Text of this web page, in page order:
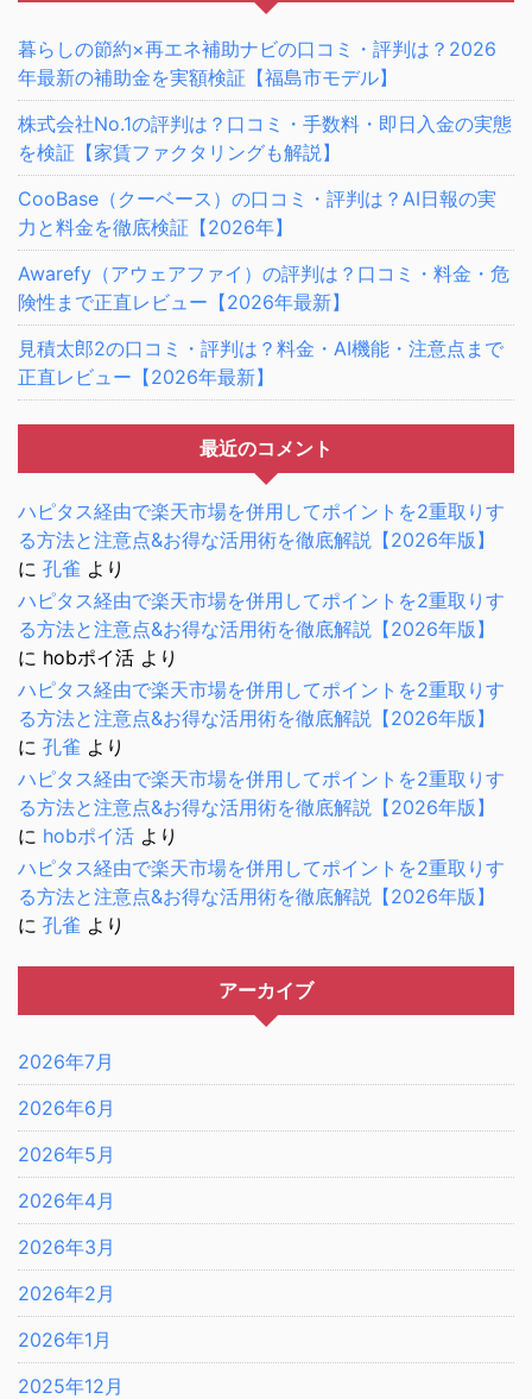
暮らしの節約×再エネ補助ナビの口コミ・評判は？2026
年最新の補助金を実額検証【福島市モデル】
株式会社No.1の評判は？口コミ・手数料・即日入金の実態
を検証【家賃ファクタリングも解説】
CooBase（クーベース）の口コミ・評判は？AI日報の実
力と料金を徹底検証【2026年】
Awarefy（アウェアファイ）の評判は？口コミ・料金・危
険性まで正直レビュー【2026年最新】
見積太郎2の口コミ・評判は？料金・AI機能・注意点まで
正直レビュー【2026年最新】
最近のコメント
ハピタス経由で楽天市場を併用してポイントを2重取りす
る方法と注意点&お得な活用術を徹底解説【2026年版】
に 孔雀 より
ハピタス経由で楽天市場を併用してポイントを2重取りす
る方法と注意点&お得な活用術を徹底解説【2026年版】
に hobポイ活 より
ハピタス経由で楽天市場を併用してポイントを2重取りす
る方法と注意点&お得な活用術を徹底解説【2026年版】
に 孔雀 より
ハピタス経由で楽天市場を併用してポイントを2重取りす
る方法と注意点&お得な活用術を徹底解説【2026年版】
に hobポイ活 より
ハピタス経由で楽天市場を併用してポイントを2重取りす
る方法と注意点&お得な活用術を徹底解説【2026年版】
に 孔雀 より
アーカイブ
2026年7月
2026年6月
2026年5月
2026年4月
2026年3月
2026年2月
2026年1月
2025年12月